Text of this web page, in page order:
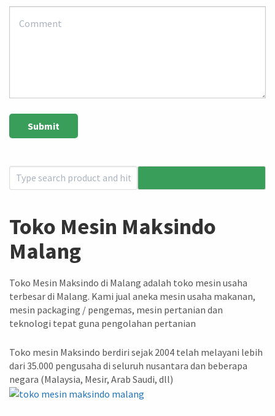
Toko Mesin Maksindo
Malang
Toko Mesin Maksindo di Malang adalah toko mesin usaha
terbesar di Malang. Kami jual aneka mesin usaha makanan,
mesin packaging / pengemas, mesin pertanian dan
teknologi tepat guna pengolahan pertanian
Toko mesin Maksindo berdiri sejak 2004 telah melayani lebih
dari 35.000 pengusaha di seluruh nusantara dan beberapa
negara (Malaysia, Mesir, Arab Saudi, dll)